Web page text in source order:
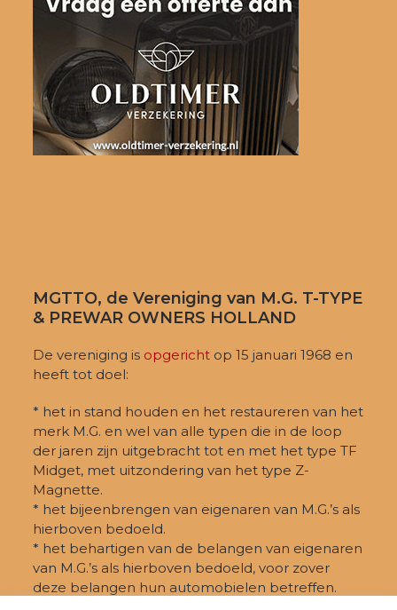
MGTTO, de Vereniging van M.G. T-TYPE
& PREWAR OWNERS HOLLAND
De vereniging is opgericht op 15 januari 1968 en
heeft tot doel:
* het in stand houden en het restaureren van het
merk M.G. en wel van alle typen die in de loop
der jaren zijn uitgebracht tot en met het type TF
Midget, met uitzondering van het type Z-
Magnette.
* het bijeenbrengen van eigenaren van M.G.’s als
hierboven bedoeld.
* het behartigen van de belangen van eigenaren
van M.G.’s als hierboven bedoeld, voor zover
deze belangen hun automobielen betreffen.